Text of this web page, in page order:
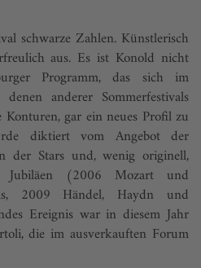
schwarze Zahlen. Künstlerisch
aus. Es ist Konold nicht
Programm, das sich im
anderer Sommerfestivals
Konturen, gar ein neues Profil zu
diktiert vom Angebot der
der Stars und, wenig originell,
Jubiläen (2006 Mozart und
2009 Händel, Haydn und
Ereignis war in diesem Jahr
die im ausverkauften Forum